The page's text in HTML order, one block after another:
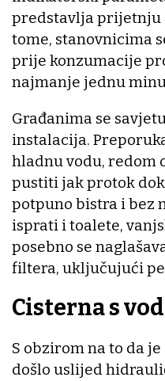
predstavlja prijetnju
tome, stanovnicima
prije konzumacije
najmanje jednu
Građanima se
instalacija.
hladnu vodu, redom
pustiti jak protok
potpuno bistra i bez
isprati i toalete,
posebno se
filtera, uključujući
Cisterna s
S obzirom na to da
došlo uslijed